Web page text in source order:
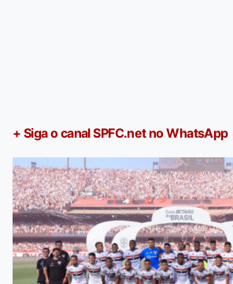
+ Siga o canal SPFC.net no WhatsApp